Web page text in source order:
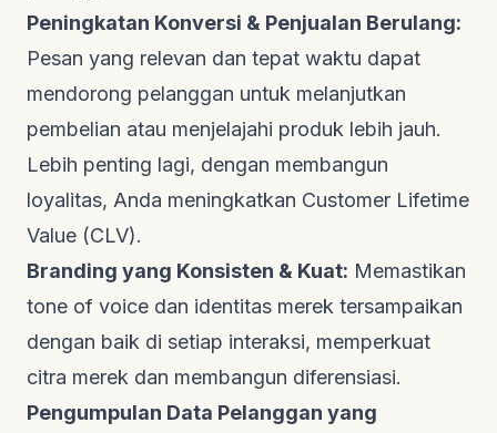
Peningkatan Konversi & Penjualan Berulang:
Pesan yang relevan dan tepat waktu dapat
mendorong pelanggan untuk melanjutkan
pembelian atau menjelajahi produk lebih jauh.
Lebih penting lagi, dengan membangun
loyalitas, Anda meningkatkan Customer Lifetime
Value (CLV).
Branding yang Konsisten & Kuat: Memastikan
tone of voice dan identitas merek tersampaikan
dengan baik di setiap interaksi, memperkuat
citra merek dan membangun diferensiasi.
Pengumpulan Data Pelanggan yang